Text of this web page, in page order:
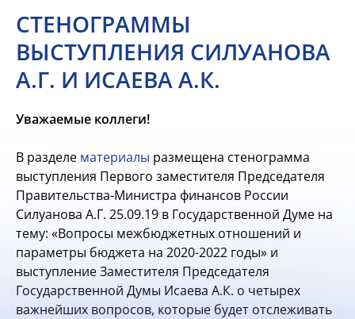
СТЕНОГРАММЫ
ВЫСТУПЛЕНИЯ СИЛУАНОВА
А.Г. И ИСАЕВА А.К.
Уважаемые коллеги!
В разделе материалы размещена стенограмма
выступления Первого заместителя Председателя
Правительства-Министра финансов России
Силуанова А.Г. 25.09.19 в Государственной Думе на
тему: «Вопросы межбюджетных отношений и
параметры бюджета на 2020-2022 годы» и
выступление Заместителя Председателя
Государственной Думы Исаева А.К. о четырех
важнейших вопросов, которые будет отслеживать